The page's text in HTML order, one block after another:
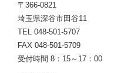
〒366-0821
埼玉県深谷市田谷11
TEL 048-501-5707
FAX 048-501-5709
受付時間 8：15～17：00